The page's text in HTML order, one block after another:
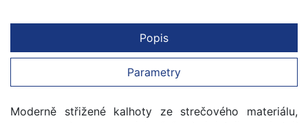
Popis
Parametry
Moderně střižené kalhoty ze strečového materiálu,